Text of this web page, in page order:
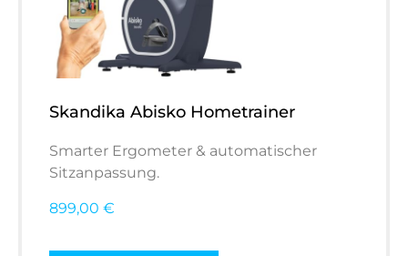
Skandika Abisko Hometrainer
Smarter Ergometer & automatischer
Sitzanpassung.
899,00 €